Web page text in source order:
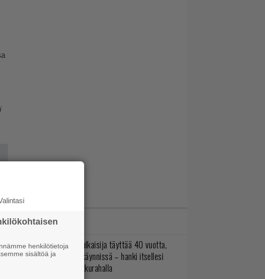
LUETUIMMAT JUTUT
Rakastettu julkaisija täyttää 40 vuotta,
valtavat alet käynnissä – hanki itsellesi
klassikoita pikkurahalla
henkilötietoja
sisältöä ja